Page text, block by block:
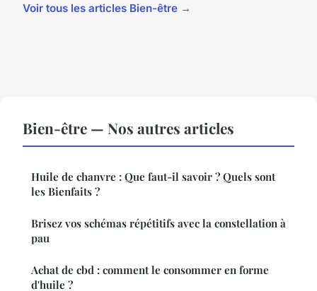
Voir tous les articles Bien-être →
Bien-être — Nos autres articles
Huile de chanvre : Que faut-il savoir ? Quels sont
les Bienfaits ?
Brisez vos schémas répétitifs avec la constellation à
pau
Achat de cbd : comment le consommer en forme
d'huile ?